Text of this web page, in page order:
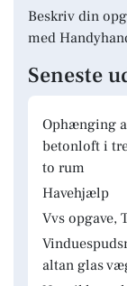
Beskriv din
med
Seneste
Ophænging
betonloft i
to rum
Havehjælp
Vvs opgave,
altan glas